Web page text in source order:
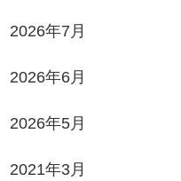
2026年7月
2026年6月
2026年5月
2021年3月